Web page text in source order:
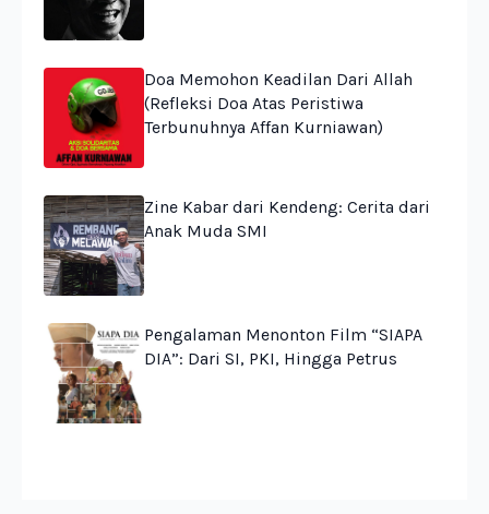
Doa Memohon Keadilan Dari Allah
(Refleksi Doa Atas Peristiwa
Terbunuhnya Affan Kurniawan)
Zine Kabar dari Kendeng: Cerita dari
Anak Muda SMI
Pengalaman Menonton Film “SIAPA
DIA”: Dari SI, PKI, Hingga Petrus